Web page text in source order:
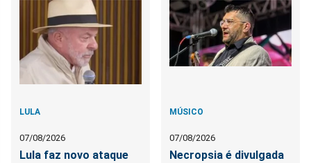
LULA
07/08/2026
Lula faz novo ataque
MÚSICO
07/08/2026
Necropsia é divulgada